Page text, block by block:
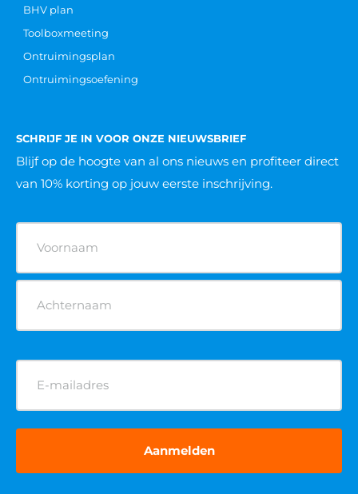
BHV plan
Toolboxmeeting
Ontruimingsplan
Ontruimingsoefening
SCHRIJF JE IN VOOR ONZE NIEUWSBRIEF
Blijf op de hoogte van al ons nieuws en profiteer direct
van 10% korting op jouw eerste inschrijving.
(Vereist)
E-
mailadres
(Vereist)